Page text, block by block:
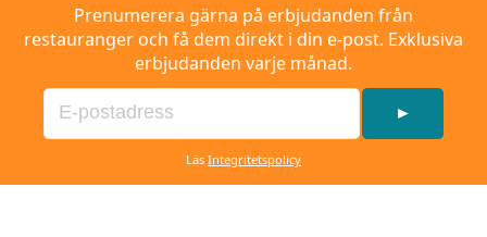
Prenumerera gärna på erbjudanden från
restauranger och få dem direkt i din e-post. Exklusiva
erbjudanden varje månad.
►
Läs Integritetspolicy